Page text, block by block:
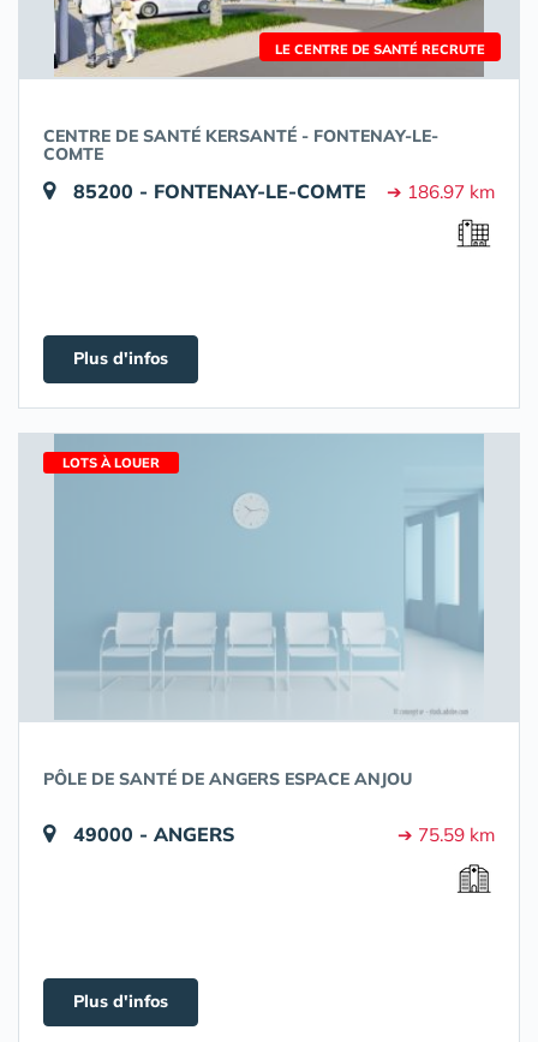
LE CENTRE DE SANTÉ RECRUTE
CENTRE DE SANTÉ KERSANTÉ - FONTENAY-LE-
COMTE
85200 - FONTENAY-LE-COMTE ➔ 186.97 km
Plus d'infos
LOTS À LOUER
PÔLE DE SANTÉ DE ANGERS ESPACE ANJOU
49000 - ANGERS ➔ 75.59 km
Plus d'infos